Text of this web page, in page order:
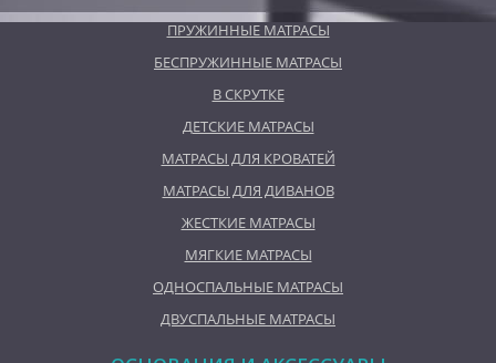
ПРУЖИННЫЕ МАТРАСЫ
БЕСПРУЖИННЫЕ МАТРАСЫ
В СКРУТКЕ
ДЕТСКИЕ МАТРАСЫ
МАТРАСЫ ДЛЯ КРОВАТЕЙ
МАТРАСЫ ДЛЯ ДИВАНОВ
ЖЕСТКИЕ МАТРАСЫ
МЯГКИЕ МАТРАСЫ
ОДНОСПАЛЬНЫЕ МАТРАСЫ
ДВУСПАЛЬНЫЕ МАТРАСЫ